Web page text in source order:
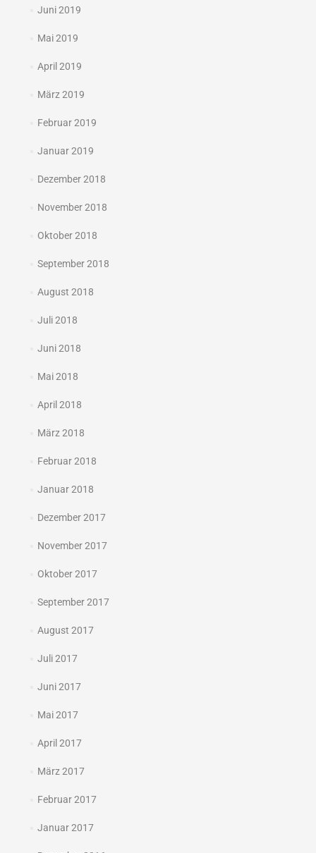
Juni 2019
Mai 2019
April 2019
März 2019
Februar 2019
Januar 2019
Dezember 2018
November 2018
Oktober 2018
September 2018
August 2018
Juli 2018
Juni 2018
Mai 2018
April 2018
März 2018
Februar 2018
Januar 2018
Dezember 2017
November 2017
Oktober 2017
September 2017
August 2017
Juli 2017
Juni 2017
Mai 2017
April 2017
März 2017
Februar 2017
Januar 2017